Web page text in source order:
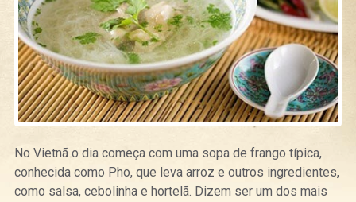
No Vietnã o dia começa com uma sopa de frango típica,
conhecida como Pho, que leva arroz e outros ingredientes,
como salsa, cebolinha e hortelã. Dizem ser um dos mais